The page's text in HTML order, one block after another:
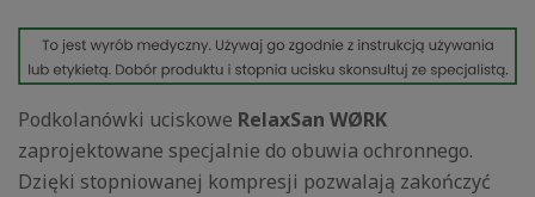
Podkolanówki uciskowe RelaxSan WØRK
zaprojektowane specjalnie do obuwia ochronnego.
Dzięki stopniowanej kompresji pozwalają zakończyć